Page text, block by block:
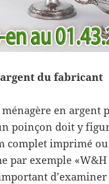
du fabricant
en argent
poinçon doit y
complet imprimé
par exemple